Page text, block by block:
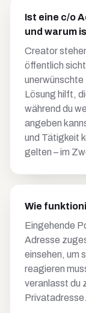
Ist eine c/o
und warum
Creator
öffentlich
unerwünschte
Lösung hilft,
während du
angeben
und Tätigkeit
gelten – im
Wie
Eingehende
Adresse
einsehen, um
reagieren
veranlasst du
Privatadresse.